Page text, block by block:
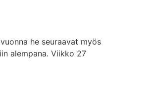
he seuraavat myös
alempana. Viikko 27